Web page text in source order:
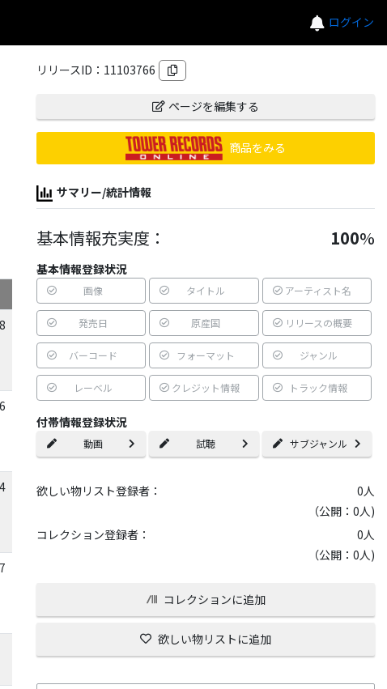
ログイン
リリースID： 11103766
ページを編集する
商品をみる
サマリー/統計情報
基本情報充実度： 100%
基本情報登録状況
画像 タイトル アーティスト名
発売日 原産国 リリースの概要
バーコード フォーマット ジャンル
レーベル クレジット情報 トラック情報
付帯情報登録状況
動画 試聴 サブジャンル
欲しい物リスト登録者： 0人
（公開：0人)
コレクション登録者：
0人
（公開：0人)
コレクションに追加
欲しい物リストに追加